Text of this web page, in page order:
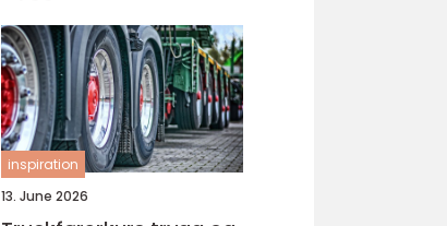
barn og unge
inspiration
13. June 2026